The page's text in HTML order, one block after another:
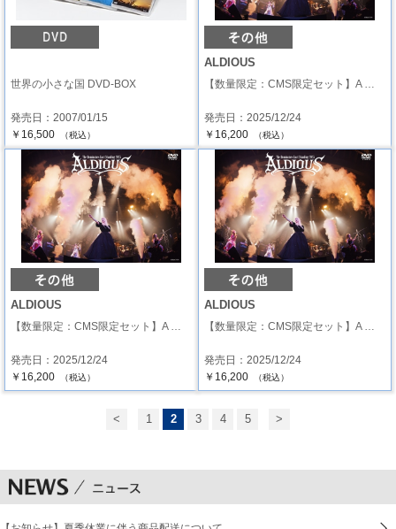
世界の小さな国 DVD-BOX
発売日：2007/01/15
￥16,500
（税込）
ALDIOUS
【数量限定：CMS限定セット】A …
発売日：2025/12/24
￥16,200
（税込）
ALDIOUS
【数量限定：CMS限定セット】A …
発売日：2025/12/24
￥16,200
（税込）
ALDIOUS
【数量限定：CMS限定セット】A …
発売日：2025/12/24
￥16,200
（税込）
< 1 2 3 4 5 >